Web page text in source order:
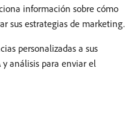
información sobre cómo
sus estrategias de marketing.
personalizadas a sus
análisis para enviar el